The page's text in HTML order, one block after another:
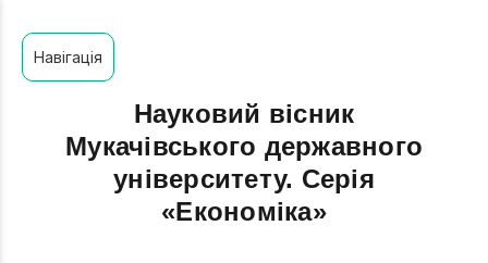
Навігація
Науковий вісник
Мукачівського державного
університету. Серія
«Економіка»